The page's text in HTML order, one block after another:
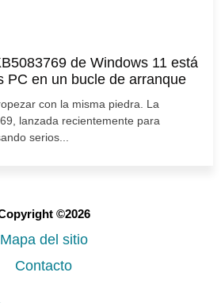
de Windows 11 está
PC en un bucle de arranque
con la misma piedra. La
lanzada recientemente para
serios...
©2026
Mapa del sitio
Contacto